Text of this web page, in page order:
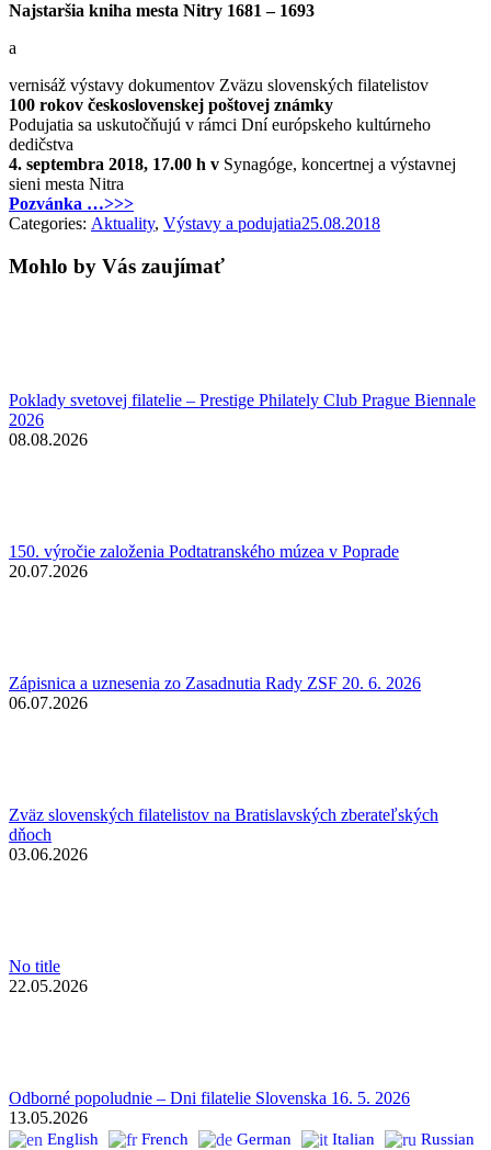
Najstaršia kniha mesta Nitry 1681 – 1693
a
vernisáž výstavy dokumentov Zväzu slovenských filatelistov
100 rokov československej poštovej známky
Podujatia sa uskutočňujú v rámci Dní európskeho kultúrneho
dedičstva
4. septembra 2018, 17.00 h v Synagóge, koncertnej a výstavnej
sieni mesta Nitra
Pozvánka …>>>
Categories: Aktuality, Výstavy a podujatia25.08.2018
Mohlo by Vás zaujímať
Poklady svetovej filatelie – Prestige Philately Club Prague Biennale
2026
08.08.2026
150. výročie založenia Podtatranského múzea v Poprade
20.07.2026
Zápisnica a uznesenia zo Zasadnutia Rady ZSF 20. 6. 2026
06.07.2026
Zväz slovenských filatelistov na Bratislavských zberateľských
dňoch
03.06.2026
No title
22.05.2026
Odborné popoludnie – Dni filatelie Slovenska 16. 5. 2026
13.05.2026
English French German Italian
Russian